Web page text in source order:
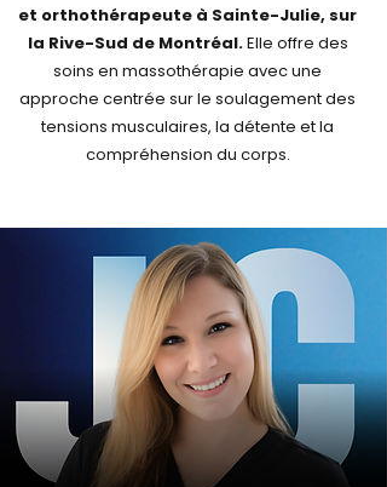
et orthothérapeute à Sainte-Julie, sur
la Rive-Sud de Montréal.Elle offre des
soins en massothérapie avec une
approche centrée sur le soulagement des
tensions musculaires, la détente et la
compréhension du corps.